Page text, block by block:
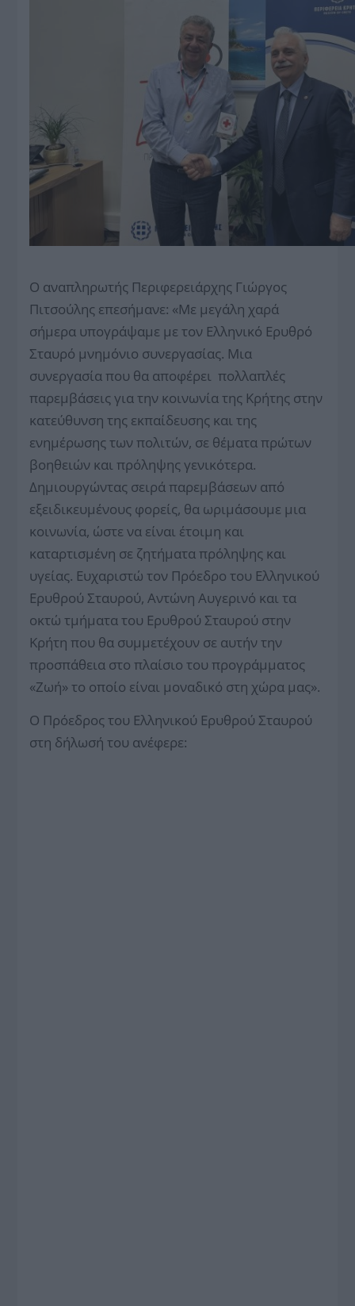
Ο αναπληρωτής Περιφερειάρχης Γιώργος
Πιτσούλης επεσήμανε: «Με μεγάλη χαρά
σήμερα υπογράψαμε με τον Ελληνικό Ερυθρό
Σταυρό μνημόνιο συνεργασίας. Μια
συνεργασία που θα αποφέρει πολλαπλές
παρεμβάσεις για την κοινωνία της Κρήτης στην
κατεύθυνση της εκπαίδευσης και της
ενημέρωσης των πολιτών, σε θέματα πρώτων
βοηθειών και πρόληψης γενικότερα.
Δημιουργώντας σειρά παρεμβάσεων από
εξειδικευμένους φορείς, θα ωριμάσουμε μια
κοινωνία, ώστε να είναι έτοιμη και
καταρτισμένη σε ζητήματα πρόληψης και
υγείας. Ευχαριστώ τον Πρόεδρο του Ελληνικού
Ερυθρού Σταυρού, Αντώνη Αυγερινό και τα
οκτώ τμήματα του Ερυθρού Σταυρού στην
Κρήτη που θα συμμετέχουν σε αυτήν την
προσπάθεια στο πλαίσιο του προγράμματος
«Ζωή» το οποίο είναι μοναδικό στη χώρα μας».
Ο Πρόεδρος του Ελληνικού Ερυθρού Σταυρού
στη δήλωσή του ανέφερε: